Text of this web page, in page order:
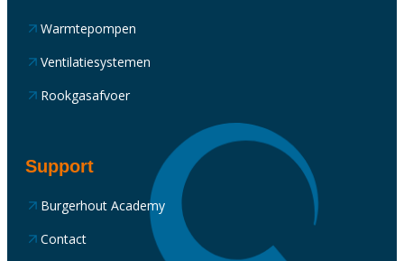
Warmtepompen
Ventilatiesystemen
Rookgasafvoer
Support
Burgerhout Academy
Contact